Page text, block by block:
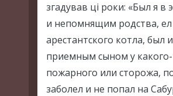
згадував ці роки: «Был я в
и непомнящим родства, ел
арестантского котла, был и
приемным сыном у
пожарного или сторожа,
заболел и не попал на